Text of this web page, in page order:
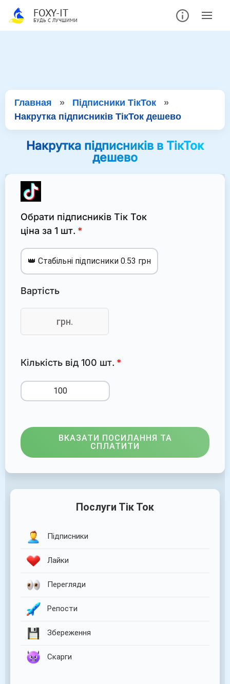
FOXY-IT
БУДЬ С ЛУЧШИМИ
Главная » Підписники ТікТок
»
Накрутка підписників ТікТок дешево
Накрутка підписників в ТікТок
дешево
Обрати підписників Тік Ток
ціна за 1 шт.
Вартість
грн.
Кількість від 100 шт.
ВКАЗАТИ ПОСИЛАННЯ ТА
СПЛАТИТИ
Послуги Тік Ток
Підписники
Лайки
Перегляди
Репости
Збереження
Скарги